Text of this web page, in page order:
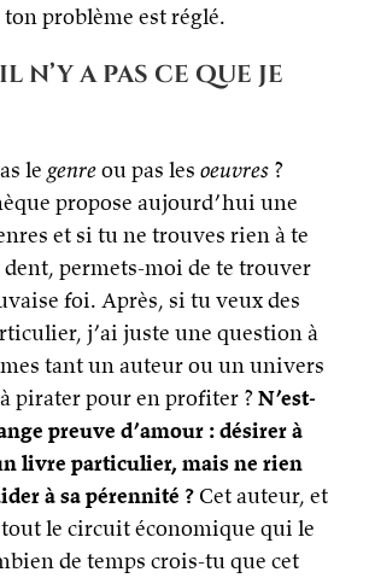
problème est réglé.
n’y a pas ce que je
le genreou pas les oeuvres ?
propose aujourd’hui une
et si tu ne trouves rien à te
permets-moi de te trouver
foi. Après, si tu veux des
j’ai juste une question à
tant un auteur ou un univers
pirater pour en profiter ? N’est-
preuve d’amour : désirer à
livre particulier, mais ne rien
à sa pérennité ? Cet auteur, et
le circuit économique qui le
de temps crois-tu que cet